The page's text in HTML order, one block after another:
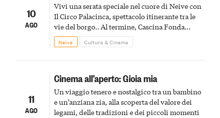
10
AGO
Vivi una serata speciale nel cuore di Neive con
Il Circo Palacinca, spettacolo itinerante tra le
vie del borgo.. Al termine, Cascina Fonda
Winery offrirà una degustazione di due
spumanti.
Neive Cultura & Cinema
11
AGO
Cinema all’aperto: Gioia mia
Un viaggio tenero e nostalgico tra un bambino
e un’anziana zia, alla scoperta del valore dei
legami, delle tradizioni e dei piccoli momenti